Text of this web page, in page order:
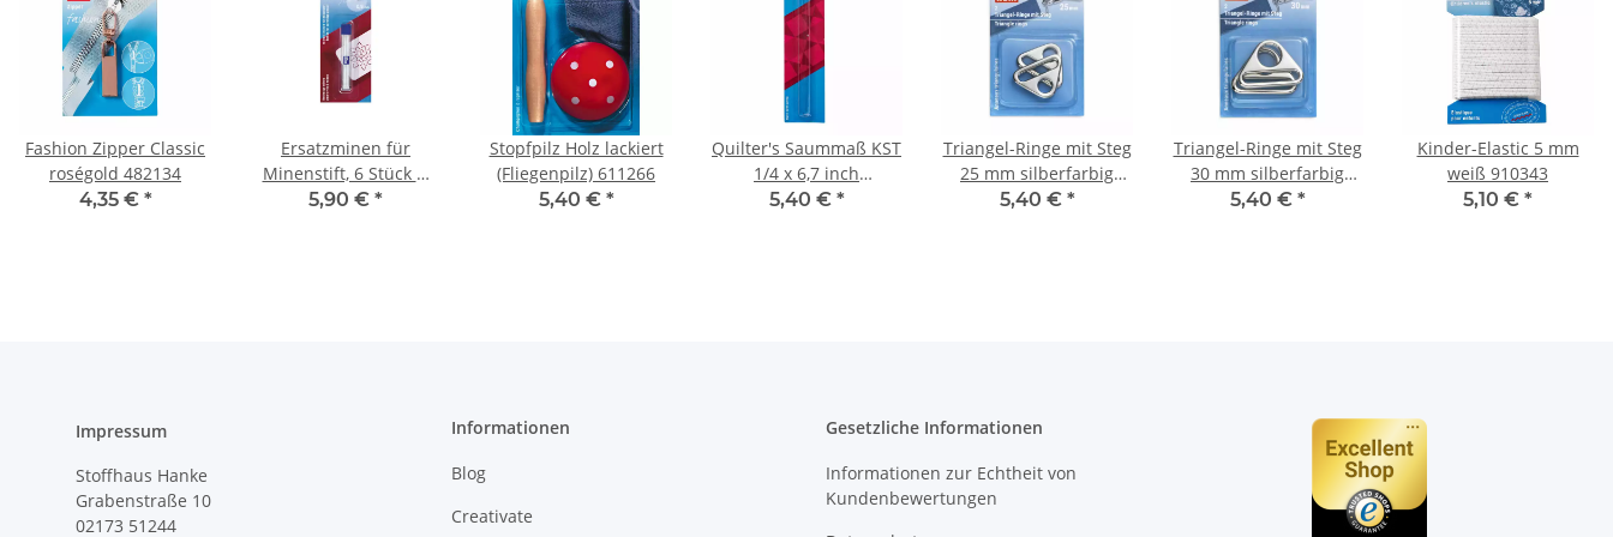
Fashion Zipper Classic
roségold 482134
4,35 € *
Ersatzminen für
Minenstift, 6 Stück Ø
0,9 mm weiß 610841
5,90 € *
Stopfpilz Holz lackiert
(Fliegenpilz) 611266
5,40 € *
Quilter's Saummaß KST
1/4 x 6,7 inch
transparent 611332
5,40 € *
Triangel-Ringe mit Steg
25 mm silberfarbig
615832
5,40 € *
Triangel-Ringe mit Steg
30 mm silberfarbig
615835
5,40 € *
Kinder-Elastic 5 mm
weiß 910343
5,10 € *
Impressum
Stoffhaus Hanke
Grabenstraße 10
02173 51244
Informationen
Blog
Creativate
Gesetzliche Informationen
Informationen zur Echtheit von
Kundenbewertungen